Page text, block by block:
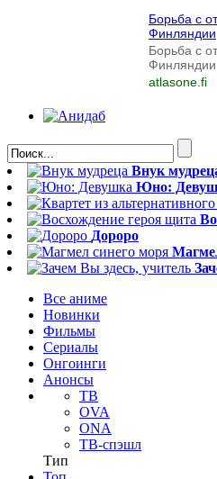
Борьба с
Финляндии
Борьба с
Финляндии
atlasone.fi
Внук
Юно:
Дороро
Все аниме
Новинки
Фильмы
Сериалы
Онгоинги
Анонсы
ТВ
OVA
ONA
ТВ-спэшл
Тип